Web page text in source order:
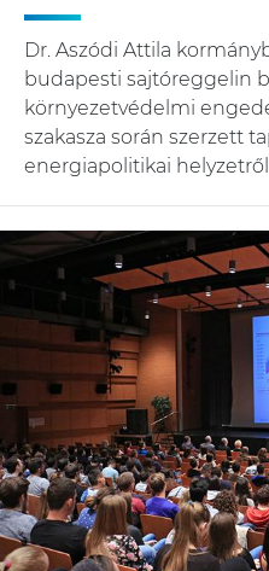
Dr. Aszódi Attila
budapesti sajtóreggelin
környezetvédelmi
szakasza során szerzett
energiapolitikai helyzetről.